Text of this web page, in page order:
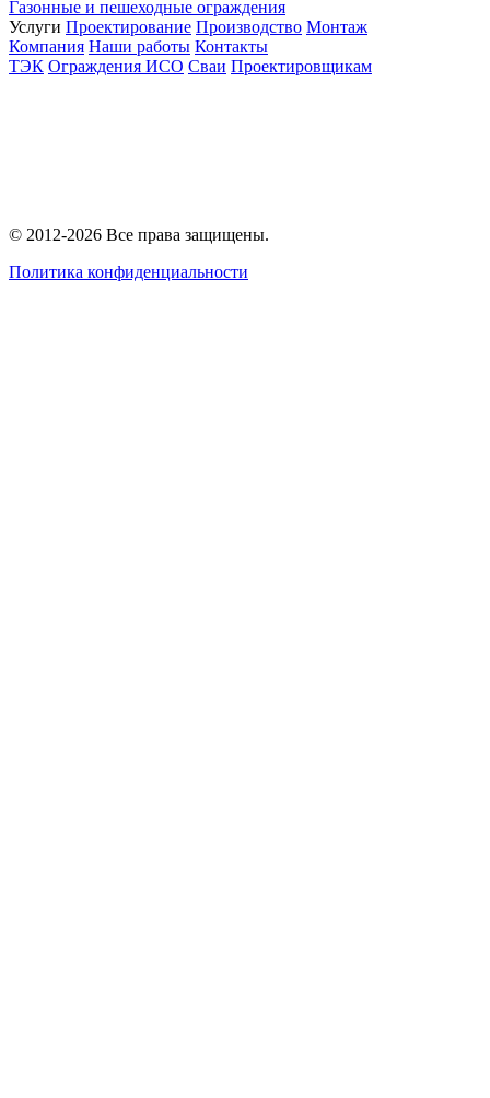
Газонные и пешеходные ограждения
Услуги Проектирование Производство Монтаж
Компания Наши работы Контакты
ТЭК Ограждения ИСО Сваи Проектировщикам
© 2012-2026 Все права защищены.
Политика конфиденциальности